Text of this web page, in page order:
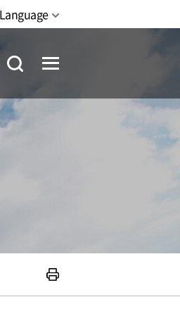
Language